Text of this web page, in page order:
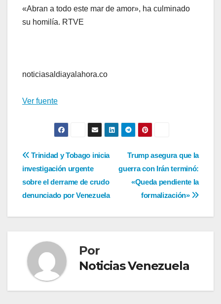
«Abran a todo este mar de amor», ha culminado
su homilía. RTVE
noticiasaldiayalahora.co
Ver fuente
Navegación
de
entradas
Trump asegura que la
guerra con Irán terminó:
«Queda pendiente la
formalización»
Trinidad y Tobago inicia
investigación urgente
sobre el derrame de crudo
denunciado por Venezuela
Por
Noticias Venezuela